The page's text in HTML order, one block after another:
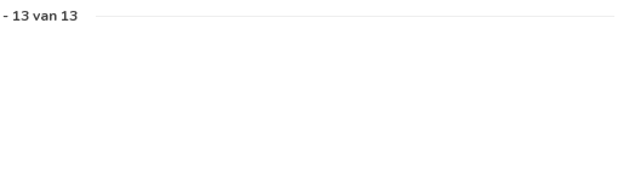
- 13van 13